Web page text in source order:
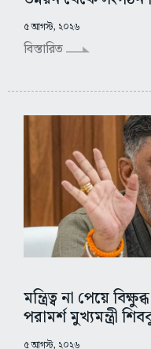
৫ আগস্ট, ২০২৬
বিস্তারিত
মন্ত্রিত্ব না পেয়ে
পরামর্শ মুখ্যমন্ত্রী
৫ আগস্ট, ২০২৬